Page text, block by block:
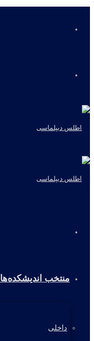
منتخب اندیشکده‌ها
داخلی